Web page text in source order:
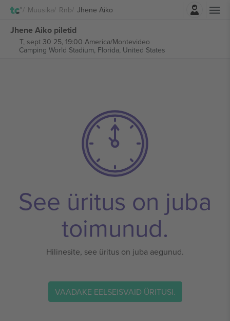
Muusika Rnb Jhene Aiko
Jhene Aiko piletid
T, sept 30 25, 19:00 America/Montevideo
Camping World Stadium, Florida, United States
See üritus on juba
toimunud.
Hilinesite, see üritus on juba aegunud.
VAADAKE EELSEISVAID ÜRITUSI.